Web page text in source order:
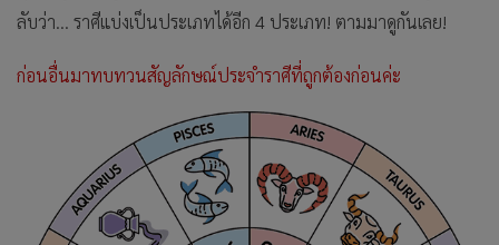
ลับว่า... ราศีแบ่งเป็นประเภทได้อีก 4 ประเภท! ตามมาดูกันเลย!
ก่อนอื่นมาทบทวนสัญลักษณ์ประจำราศีที่ถูกต้องก่อนค่ะ